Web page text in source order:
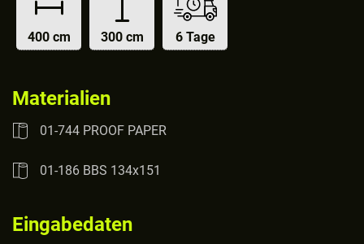
400 cm 300 cm 6 Tage
Materialien
01-744 PROOF PAPER
01-186 BBS 134x151
Eingabedaten